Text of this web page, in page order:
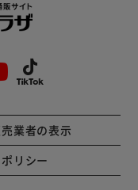
業者の表示
リシー